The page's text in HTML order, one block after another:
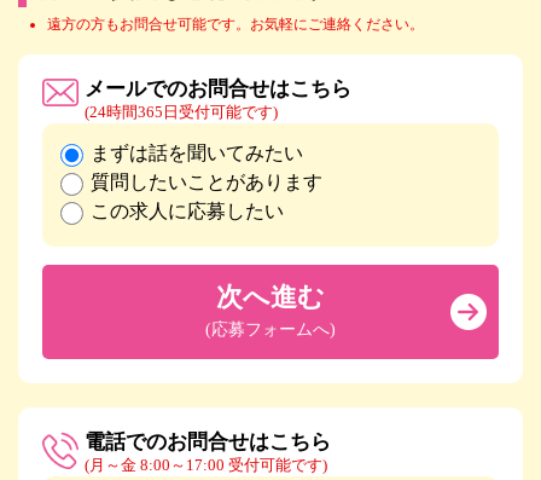
遠方の方もお問合せ可能です。お気軽にご連絡ください。
メールでのお問合せはこちら
(24時間365日受付可能です)
まずは話を聞いてみたい
質問したいことがあります
この求人に応募したい
次へ進む
(応募フォームへ)
電話でのお問合せはこちら
(月～金 8:00～17:00 受付可能です)